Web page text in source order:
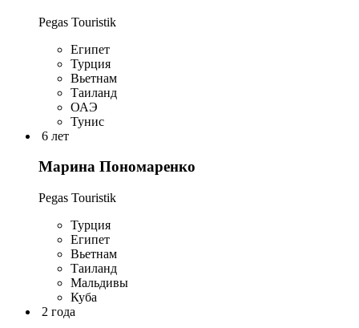
Pegas Touristik
Египет
Турция
Вьетнам
Таиланд
ОАЭ
Тунис
6 лет
Марина Пономаренко
Pegas Touristik
Турция
Египет
Вьетнам
Таиланд
Мальдивы
Куба
2 года